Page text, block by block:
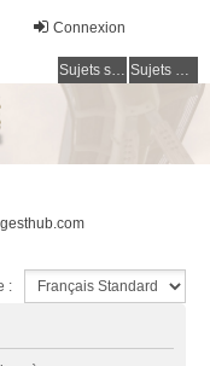
Connexion
Sujets sans réponse Sujets actifs
: